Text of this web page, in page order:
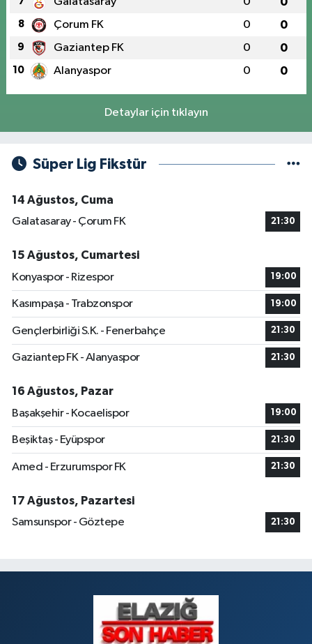
8 Çorum FK 0 0
9 Gaziantep FK 0 0
10 Alanyaspor 0 0
Detaylar için tıklayın
Süper Lig Fikstür
14 Ağustos, Cuma
Galatasaray - Çorum FK
21:30
15 Ağustos, Cumartesi
Konyaspor - Rizespor
19:00
Kasımpaşa - Trabzonspor 19:00
Gençlerbirliği S.K. - Fenerbahçe 21:30
Gaziantep FK - Alanyaspor 21:30
16 Ağustos, Pazar
Başakşehir - Kocaelispor
19:00
Beşiktaş - Eyüpspor 21:30
Amed - Erzurumspor FK 21:30
17 Ağustos, Pazartesi
Samsunspor - Göztepe
21:30